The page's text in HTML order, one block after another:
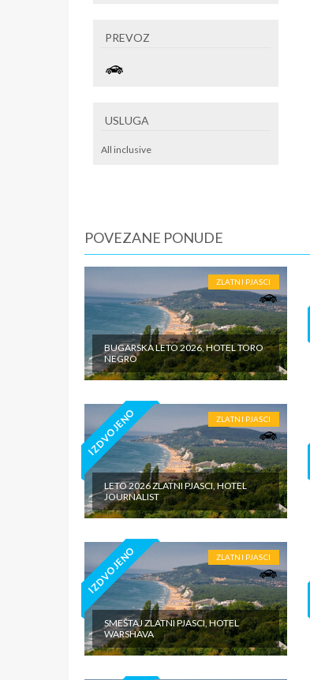
PREVOZ
USLUGA
All inclusive
POVEZANE PONUDE
ZLATNI PJASCI
BUGARSKA LETO 2026, HOTEL TORO
NEGRO
IZDVOJENO ZLATNI PJASCI
LETO 2026 ZLATNI PJASCI, HOTEL
JOURNALIST
IZDVOJENO ZLATNI PJASCI
SMEŠTAJ ZLATNI PJASCI, HOTEL
WARSHAVA